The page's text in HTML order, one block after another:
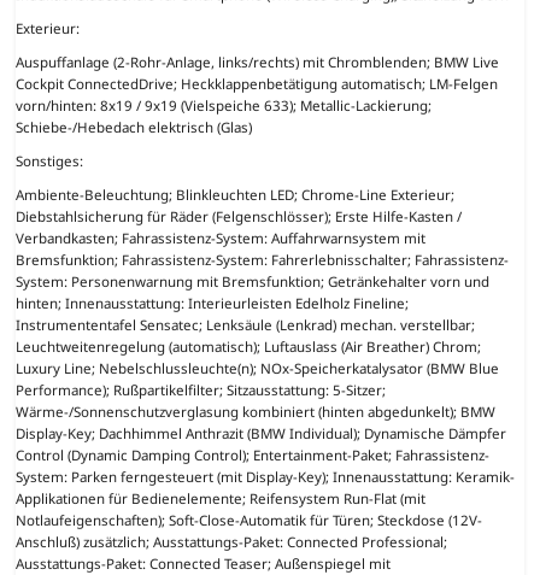
Exterieur:
Auspuffanlage (2-Rohr-Anlage, links/rechts) mit Chromblenden; BMW Live
Cockpit ConnectedDrive; Heckklappenbetätigung automatisch; LM-Felgen
vorn/hinten: 8x19 / 9x19 (Vielspeiche 633); Metallic-Lackierung;
Schiebe-/Hebedach elektrisch (Glas)
Sonstiges:
Ambiente-Beleuchtung; Blinkleuchten LED; Chrome-Line Exterieur;
Diebstahlsicherung für Räder (Felgenschlösser); Erste Hilfe-Kasten /
Verbandkasten; Fahrassistenz-System: Auffahrwarnsystem mit
Bremsfunktion; Fahrassistenz-System: Fahrerlebnisschalter; Fahrassistenz-
System: Personenwarnung mit Bremsfunktion; Getränkehalter vorn und
hinten; Innenausstattung: Interieurleisten Edelholz Fineline;
Instrumententafel Sensatec; Lenksäule (Lenkrad) mechan. verstellbar;
Leuchtweitenregelung (automatisch); Luftauslass (Air Breather) Chrom;
Luxury Line; Nebelschlussleuchte(n); NOx-Speicherkatalysator (BMW Blue
Performance); Rußpartikelfilter; Sitzausstattung: 5-Sitzer;
Wärme-/Sonnenschutzverglasung kombiniert (hinten abgedunkelt); BMW
Display-Key; Dachhimmel Anthrazit (BMW Individual); Dynamische Dämpfer
Control (Dynamic Damping Control); Entertainment-Paket; Fahrassistenz-
System: Parken ferngesteuert (mit Display-Key); Innenausstattung: Keramik-
Applikationen für Bedienelemente; Reifensystem Run-Flat (mit
Notlaufeigenschaften); Soft-Close-Automatik für Türen; Steckdose (12V-
Anschluß) zusätzlich; Ausstattungs-Paket: Connected Professional;
Ausstattungs-Paket: Connected Teaser; Außenspiegel mit